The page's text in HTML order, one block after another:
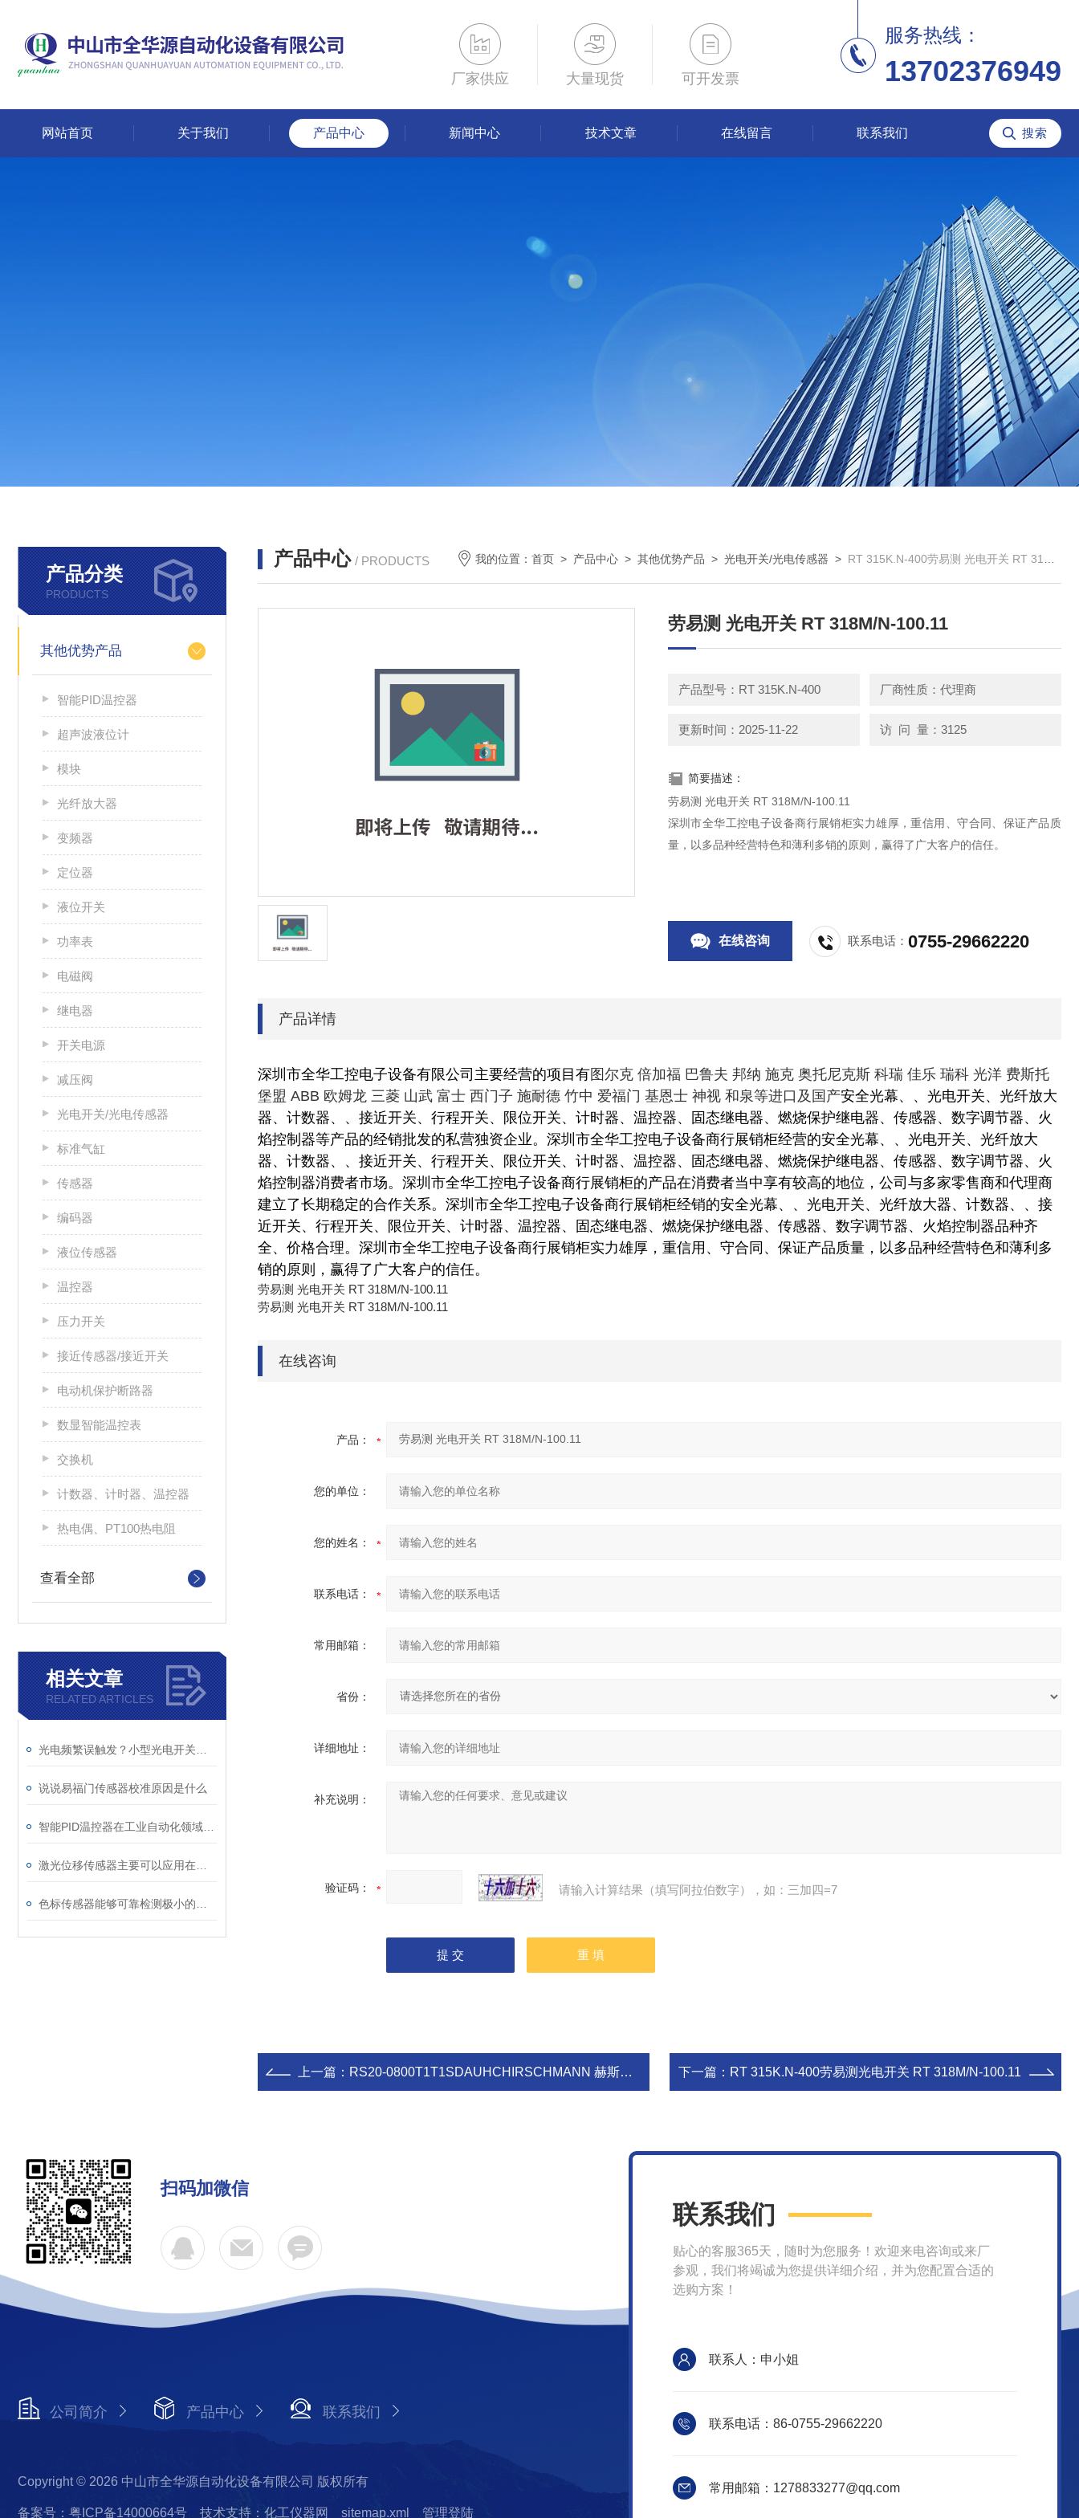
厂家供应 大量现货 可开发票
服务热线：
13702376949
网站首页 关于我们 产品中心 新闻中心 技术文章 在线留言 联系我们
产品分类
PRODUCTS
其他优势产品
智能PID温控器
超声波液位计
模块
光纤放大器
变频器
定位器
液位开关
功率表
电磁阀
继电器
开关电源
减压阀
光电开关/光电传感器
标准气缸
传感器
编码器
液位传感器
温控器
压力开关
接近传感器/接近开关
电动机保护断路器
数显智能温控表
交换机
计数器、计时器、温控器
热电偶、PT100热电阻
查看全部
相关文章
RELATED ARTICLES
说说易福门传感器校准原因是什么
产品中心 / PRODUCTS 我的位置：首页 > 产品中心 >其他优势产品 >光电开关/光电传感器 > RT 315K.N-400劳易测 光电开关 RT 318M/N-100.11
劳易测 光电开关 RT 318M/N-100.11
产品型号：RT 315K.N-400 厂商性质：代理商
更新时间：2025-11-22 访 问 量：3125
简要描述：
劳易测 光电开关 RT 318M/N-100.11
深圳市全华工控电子设备商行展销柜实力雄厚，重信用、守合同、保证产品质
量，以多品种经营特色和薄利多销的原则，赢得了广大客户的信任。
在线咨询 联系电话：0755-29662220
产品详情
深圳市全华工控电子设备有限公司主要经营的项目有图尔克 倍加福 巴鲁夫 邦纳 施克 奥托尼克斯 科瑞 佳乐 瑞科 光洋 费斯托
堡盟 ABB 欧姆龙 三菱 山武 富士 西门子 施耐德 竹中 爱福门 基恩士 神视 和泉等进口及国产安全光幕、、光电开关、光纤放大
器、计数器、、接近开关、行程开关、限位开关、计时器、温控器、固态继电器、燃烧保护继电器、传感器、数字调节器、火
焰控制器等产品的经销批发的私营独资企业。深圳市全华工控电子设备商行展销柜经营的安全光幕、、光电开关、光纤放大
器、计数器、、接近开关、行程开关、限位开关、计时器、温控器、固态继电器、燃烧保护继电器、传感器、数字调节器、火
焰控制器消费者市场。深圳市全华工控电子设备商行展销柜的产品在消费者当中享有较高的地位，公司与多家零售商和代理商
建立了长期稳定的合作关系。深圳市全华工控电子设备商行展销柜经销的安全光幕、、光电开关、光纤放大器、计数器、、接
近开关、行程开关、限位开关、计时器、温控器、固态继电器、燃烧保护继电器、传感器、数字调节器、火焰控制器品种齐
全、价格合理。深圳市全华工控电子设备商行展销柜实力雄厚，重信用、守合同、保证产品质量，以多品种经营特色和薄利多
销的原则，赢得了广大客户的信任。
劳易测 光电开关 RT 318M/N-100.11
劳易测 光电开关 RT 318M/N-100.11
在线咨询
产品：
您的单位：
您的姓名：
联系电话：
常用邮箱：
省份：
详细地址：
补充说明：
验证码： 请输入计算结果（填写阿拉伯数字），如：三加四=7
上一篇： RS20-0800T1T1SDAUHCHIRSCHMANN 赫斯曼交换机 RS20-0800T1T1SDAUHC 下一篇： RT 315K.N-400劳易测光电开关 RT 318M/N-100.11
扫码加微信
公司简介 产品中心 联系我们
Copyright © 2026 中山市全华源自动化设备有限公司 版权所有
备案号：粤ICP备14000664号 技术支持：化工仪器网 sitemap.xml 管理登陆
联系我们
贴心的客服365天，随时为您服务！欢迎来电咨询或来厂
参观，我们将竭诚为您提供详细介绍，并为您配置合适的
选购方案！
联系人：申小姐
联系电话：86-0755-29662220
常用邮箱：1278833277@qq.com